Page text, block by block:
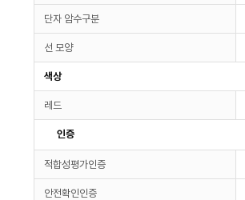
단자 암수구분
선 모양
색상
레드
인증
적합성평가인증
안전확인인증